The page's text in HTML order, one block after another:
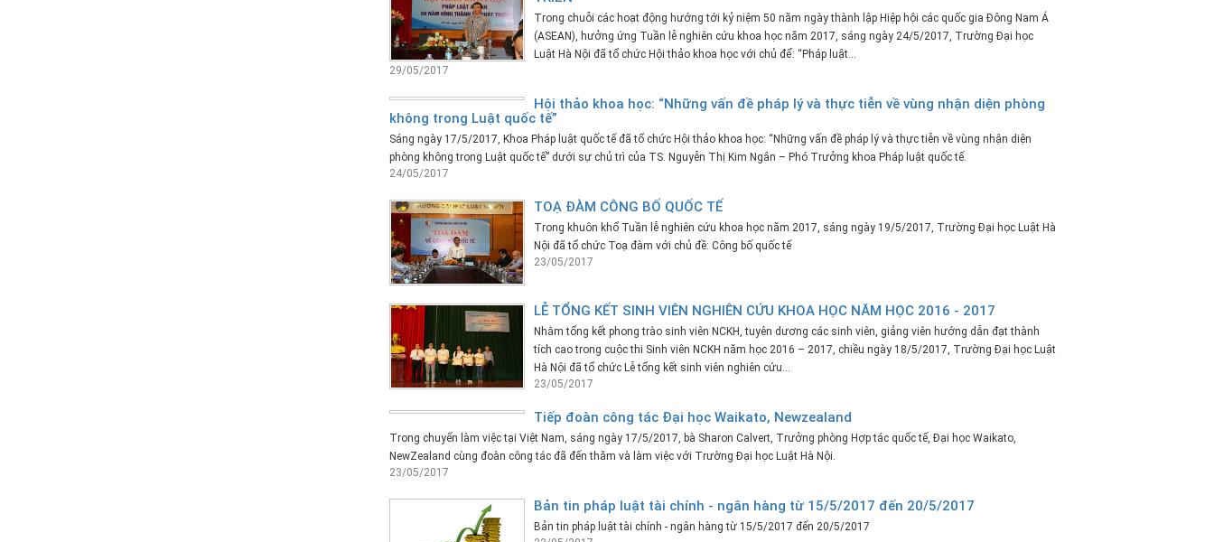
Trong chuỗi các hoạt động hướng tới kỷ niệm 50 năm ngày thành lập Hiệp hội các quốc gia Đông Nam Á
(ASEAN), hưởng ứng Tuần lễ nghiên cứu khoa học năm 2017, sáng ngày 24/5/2017, Trường Đại học
Luật Hà Nội đã tổ chức Hội thảo khoa học với chủ để: “Pháp luật...
29/05/2017
Hội thảo khoa học: “Những vấn đề pháp lý và thực tiễn về vùng nhận diện phòng
không trong Luật quốc tế”
Sáng ngày 17/5/2017, Khoa Pháp luật quốc tế đã tổ chức Hội thảo khoa học: “Những vấn đề pháp lý và thực tiễn về vùng nhận diện
phòng không trong Luật quốc tế” dưới sự chủ trì của TS. Nguyễn Thị Kim Ngân – Phó Trưởng khoa Pháp luật quốc tế.
24/05/2017
TOẠ ĐÀM CÔNG BỐ QUỐC TẾ
Trong khuôn khổ Tuần lễ nghiên cứu khoa học năm 2017, sáng ngày 19/5/2017, Trường Đại học Luật Hà
Nội đã tổ chức Toạ đàm với chủ đề: Công bố quốc tế
23/05/2017
LỄ TỔNG KẾT SINH VIÊN NGHIÊN CỨU KHOA HỌC NĂM HỌC 2016 - 2017
Nhằm tổng kết phong trào sinh viên NCKH, tuyên dương các sinh viên, giảng viên hướng dẫn đạt thành
tích cao trong cuộc thi Sinh viên NCKH năm học 2016 – 2017, chiều ngày 18/5/2017, Trường Đại học Luật
Hà Nội đã tổ chức Lễ tổng kết sinh viên nghiên cứu...
23/05/2017
Tiếp đoàn công tác Đại học Waikato, Newzealand
Trong chuyến làm việc tại Việt Nam, sáng ngày 17/5/2017, bà Sharon Calvert, Trưởng phòng Hợp tác quốc tế, Đại học Waikato,
NewZealand cùng đoàn công tác đã đến thăm và làm việc với Trường Đại học Luật Hà Nội.
23/05/2017
Bản tin pháp luật tài chính - ngân hàng từ 15/5/2017 đến 20/5/2017
Bản tin pháp luật tài chính - ngân hàng từ 15/5/2017 đến 20/5/2017